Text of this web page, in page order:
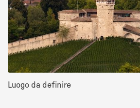
Luogo da definire